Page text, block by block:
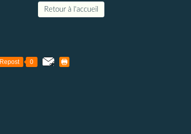
Retour à l'accueil
Repost 0